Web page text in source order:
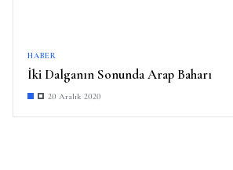
HABER
İki Dalganın Sonunda Arap Baharı
20 Aralık 2020